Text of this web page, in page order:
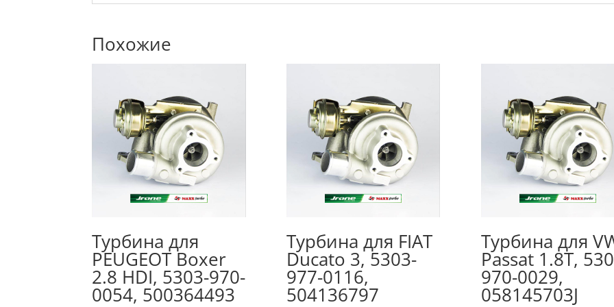
Похожие
Турбина для
PEUGEOT Boxer
2.8 HDI, 5303-970-
0054, 500364493
Турбина для FIAT
Ducato 3, 5303-
977-0116,
504136797
Турбина для
Passat 1.8T,
970-0029,
058145703J